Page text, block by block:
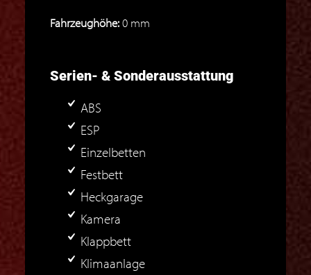
Fahrzeughöhe:0 mm
Serien- & Sonderausstattung
ABS
ESP
Einzelbetten
Festbett
Heckgarage
Kamera
Klappbett
Klimaanlage